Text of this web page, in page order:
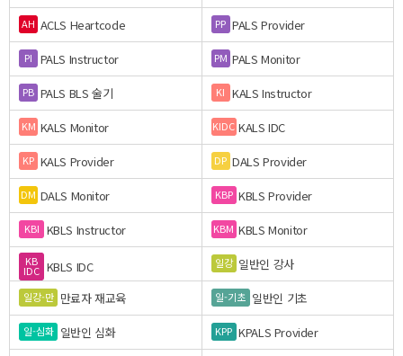
AH ACLS Heartcode PP PALS Provider
PI PALS Instructor PM PALS Monitor
PB PALS BLS 술기 KI KALS Instructor
KM KALS Monitor KIDC KALS IDC
KP KALS Provider DP DALS Provider
DM DALS Monitor KBP KBLS Provider
KBI KBLS Instructor KBM KBLS Monitor
KB
IDC KBLS IDC 일강 일반인 강사
일강-만 만료자 재교육 일-기초 일반인 기초
일-심화 일반인 심화 KPP KPALS Provider